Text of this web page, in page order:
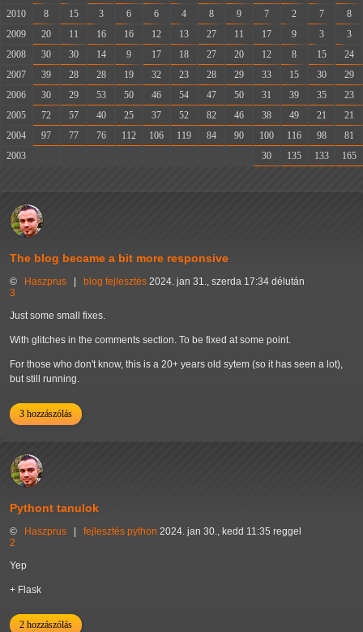
2010
8 15 3 6 6 4 8 9 7 2 7
8
2009
20 11 16 16 12 13 27 11 17 9 3
3
2008
30 30 14 9 17 18 27 20 12 8 15
24
2007
39 28 28 19 32 23 28 29 33 15 30
29
2006
30 29 53 50 46 54 47 50 31 39 35
23
2005
72 57 40 25 37 52 82 46 38 49 21
21
2004
97 77 76 112 106 119 84 90 100 116 98
81
2003
30 135 133 165
The blog became a bit more responsive
© Haszprus blog fejlesztés 2024. jan 31., szerda 17:34 délután
3
Just some small fixes.
With glitches in the comments section. To be fixed at some point.
For those who don't know, this is a 20+ years old sytem (so it has seen a lot),
but still running.
3 hozzászólás
Pythont tanulok
© Haszprus fejlesztés python 2024. jan 30., kedd 11:35 reggel
2
Yep
+ Flask
2 hozzászólás